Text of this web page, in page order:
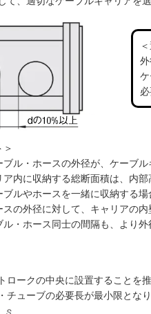
ル・ホースの外径が、ケーブ
内に収納する総断面積は、内
ルやホースを一緒に収納する
の外径に対して、キャリアの
・ホース同士の間隔も、より
ロークの中央に設置することを
チューブの必要長が最小限とな